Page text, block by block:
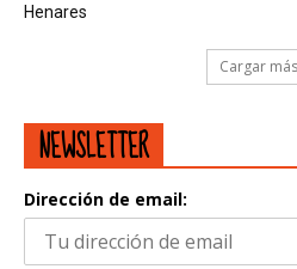
Henares
Cargar más
NEWSLETTER
Dirección de email: